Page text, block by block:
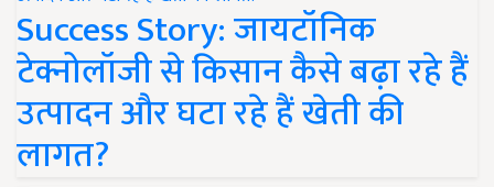
Success Story: जायटॉनिक
टेक्नोलॉजी से किसान कैसे बढ़ा रहे हैं
उत्पादन और घटा रहे हैं खेती की
लागत?